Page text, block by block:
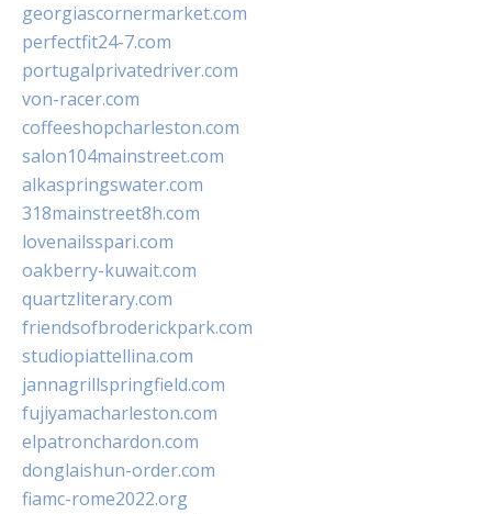
georgiascornermarket.com
perfectfit24-7.com
portugalprivatedriver.com
von-racer.com
coffeeshopcharleston.com
salon104mainstreet.com
alkaspringswater.com
318mainstreet8h.com
lovenailsspari.com
oakberry-kuwait.com
quartzliterary.com
friendsofbroderickpark.com
studiopiattellina.com
jannagrillspringfield.com
fujiyamacharleston.com
elpatronchardon.com
donglaishun-order.com
fiamc-rome2022.org